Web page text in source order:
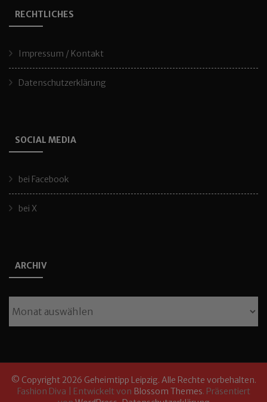
RECHTLICHES
Impressum / Kontakt
Datenschutzerklärung
SOCIAL MEDIA
bei Facebook
bei X
ARCHIV
© Copyright 2026 Geheimtipp Leipzig. Alle Rechte vorbehalten.
Fashion Diva | Entwickelt von Blossom Themes. Präsentiert